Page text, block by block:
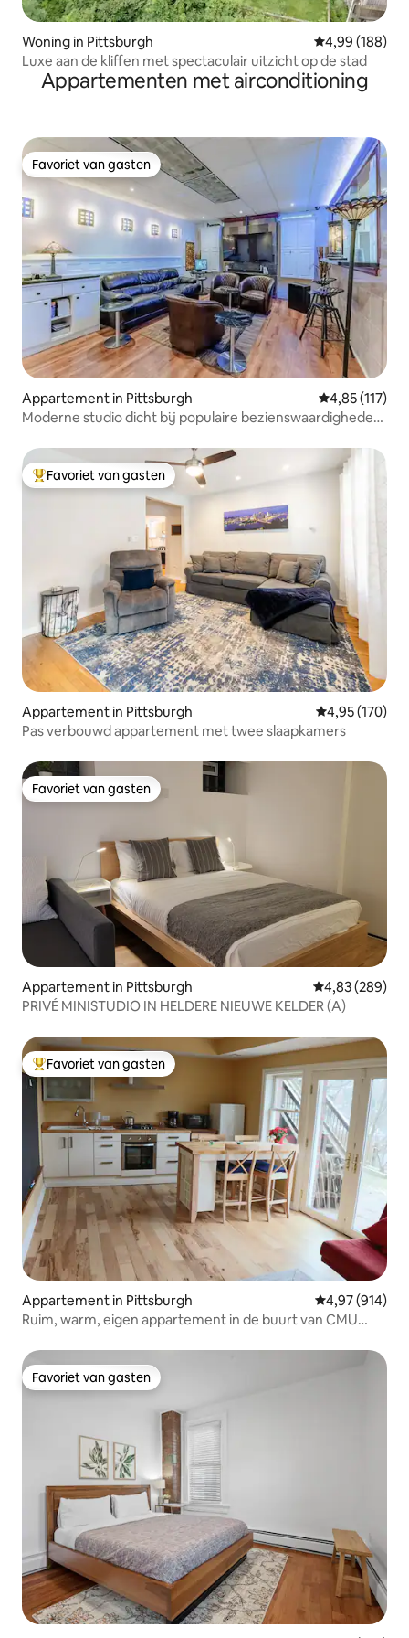
Woning in Pittsburgh Gemiddelde
4,99 (188)
Luxe aan de kliffen met spectaculair uitzicht op de stad
Appartementen met airconditioning
Favoriet van gasten
Favoriet van gasten
Appartement in Pittsburgh Gemiddelde
4,85 (117)
Moderne studio dicht bij populaire bezienswaardigheden
Topfavoriet van gasten
Favoriet van gasten
Appartement in Pittsburgh Gemiddelde
4,95 (170)
Pas verbouwd appartement met twee slaapkamers
Favoriet van gasten
Favoriet van gasten
Appartement in Pittsburgh Gemiddelde
4,83 (289)
PRIVÉ MINISTUDIO IN HELDERE NIEUWE KELDER (A)
Topfavoriet van gasten
Favoriet van gasten
Appartement in Pittsburgh Gemiddelde
4,97 (914)
Ruim, warm, eigen appartement in de buurt van CMU
Favoriet van gasten
Favoriet van gasten